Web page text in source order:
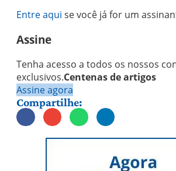
Entre aqui se você já for um
Assine
Tenha acesso a todos os nossos
exclusivos.Centenas de artigos
Assine agora
Compartilhe: